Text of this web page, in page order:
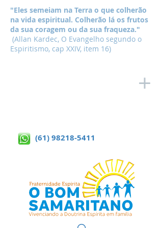
(61) 98218-5411
"Eles semeiam na Terra o que colherão
na vida espiritual. Colherão lá os frutos
da sua coragem ou da sua fraqueza."
(Allan Kardec, O Evangelho segundo o
Espiritismo, cap XXIV, item 16)